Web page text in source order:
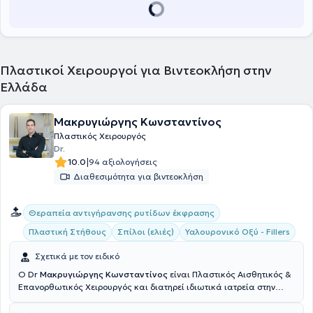
μετεκπαιδεύτηκε στην Λιποαναρρόφηση για αντιμετώπιση
Χειρουργικής.
Πλαστικοί Χειρουργοί για Βιντεοκλήση στην
Ελλάδα
Μακρυγιώργης Κωνσταντίνος
Πλαστικός Χειρουργός
Dr.
10.0|94 αξιολογήσεις
Διαθεσιμότητα για βιντεοκλήση
Θεραπεία αντιγήρανσης ρυτίδων έκφρασης
Πλαστική Στήθους
Σπίλοι (ελιές) Υαλουρονικό Οξύ - Fillers
Σχετικά με τον ειδικό
Ο Dr Μακρυγιώργης Κωνσταντίνος είναι Πλαστικός Αισθητικός &
Επανορθωτικός Χειρουργός και διατηρεί ιδιωτικά ιατρεία στην